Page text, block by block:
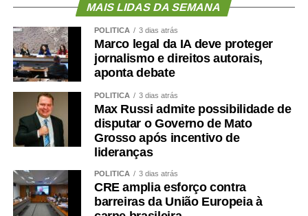
MAIS LIDAS DA SEMANA
POLÍTICA 3 dias atrás
Marco legal da IA deve proteger
jornalismo e direitos autorais,
aponta debate
POLÍTICA 3 dias atrás
Max Russi admite possibilidade de
disputar o Governo de Mato
Grosso após incentivo de
lideranças
POLÍTICA 3 dias atrás
CRE amplia esforço contra
barreiras da União Europeia à